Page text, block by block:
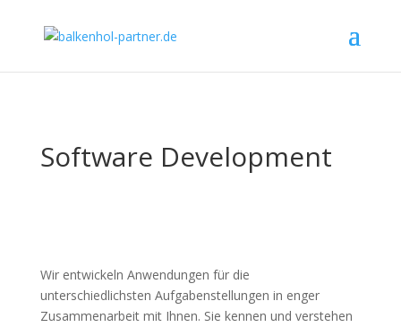
Software Development
Wir entwickeln Anwendungen für die
unterschiedlichsten Aufgabenstellungen in enger
Zusammenarbeit mit Ihnen. Sie kennen und verstehen